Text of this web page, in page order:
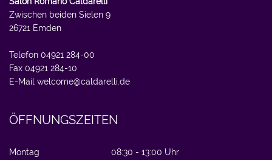
Zwischen beiden Sielen 9
26721 Emden
Telefon 04921 284-00
Fax 04921 284-10
E-Mail welcome@caldarelli.de
ÖFFNUNGSZEITEN
Montag
08:30 - 13:00 Uhr